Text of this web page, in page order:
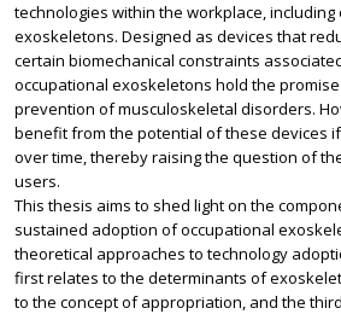
technologies within the workplace, including
exoskeletons. Designed as devices that
certain biomechanical constraints
occupational exoskeletons hold the
prevention of musculoskeletal disorders.
benefit from the potential of these devices
over time, thereby raising the question of
users.
This thesis aims to shed light on the
sustained adoption of occupational
theoretical approaches to technology
first relates to the determinants of
to the concept of appropriation, and the